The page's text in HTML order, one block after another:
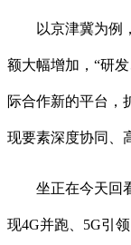
以京津冀为例，
额大幅增加，“研
际合作新的平台，
现要素深度协同、
坐正在今天回看
现4G并跑、5G引